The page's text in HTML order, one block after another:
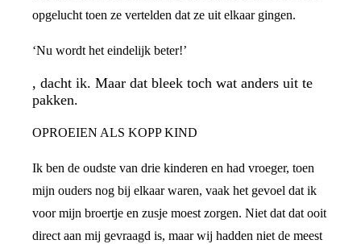
opgelucht toen ze vertelden dat ze uit elkaar gingen.
‘Nu wordt het eindelijk beter!’
, dacht ik. Maar dat bleek toch wat anders uit te
pakken.
OPROEIEN ALS KOPP KIND
Ik ben de oudste van drie kinderen en had vroeger, toen
mijn ouders nog bij elkaar waren, vaak het gevoel dat ik
voor mijn broertje en zusje moest zorgen. Niet dat dat ooit
direct aan mij gevraagd is, maar wij hadden niet de meest